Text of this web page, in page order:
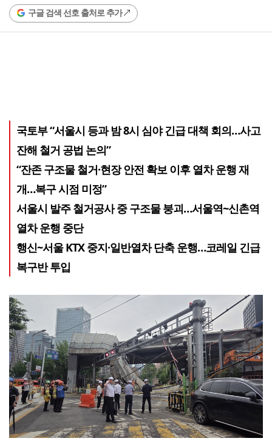
구글 검색 선호 출처로 추가
국토부 “서울시 등과 밤 8시 심야 긴급 대책 회의…사고
잔해 철거 공법 논의”
“잔존 구조물 철거·현장 안전 확보 이후 열차 운행 재
개…복구 시점 미정”
서울시 발주 철거공사 중 구조물 붕괴…서울역~신촌역
열차 운행 중단
행신~서울 KTX 중지·일반열차 단축 운행…코레일 긴급
복구반 투입